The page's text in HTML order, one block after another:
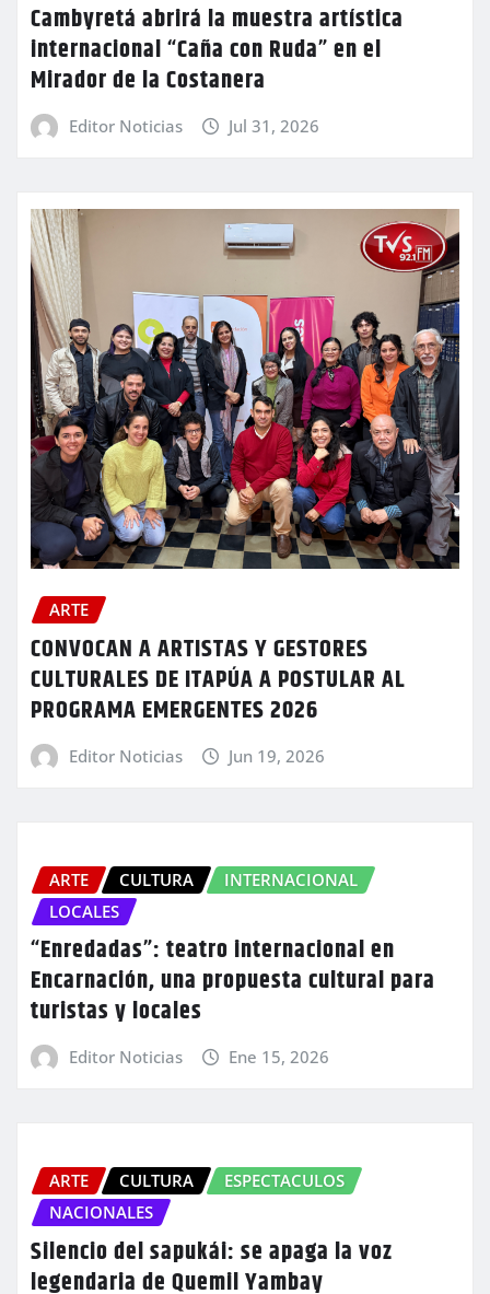
Cambyretá abrirá la muestra artística
internacional “Caña con Ruda” en el
Mirador de la Costanera
Editor Noticias Jul 31, 2026
ARTE
CONVOCAN A ARTISTAS Y GESTORES
CULTURALES DE ITAPÚA A POSTULAR AL
PROGRAMA EMERGENTES 2026
Editor Noticias Jun 19, 2026
ARTE CULTURA
INTERNACIONAL
LOCALES
“Enredadas”: teatro internacional en
Encarnación, una propuesta cultural para
turistas y locales
Editor Noticias Ene 15, 2026
ARTE CULTURA
ESPECTACULOS
NACIONALES
Silencio del sapukái: se apaga la voz
legendaria de Quemil Yambay